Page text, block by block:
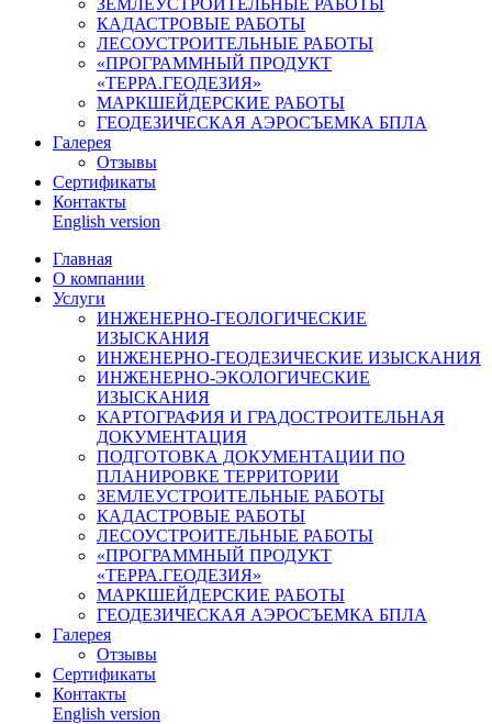
ЗЕМЛЕУСТРОИТЕЛЬНЫЕ РАБОТЫ
КАДАСТРОВЫЕ РАБОТЫ
ЛЕСОУСТРОИТЕЛЬНЫЕ РАБОТЫ
«ПРОГРАММНЫЙ ПРОДУКТ
«ТЕРРА.ГЕОДЕЗИЯ»
МАРКШЕЙДЕРСКИЕ РАБОТЫ
ГЕОДЕЗИЧЕСКАЯ АЭРОСЪЕМКА БПЛА
Галерея
Отзывы
Сертификаты
Контакты
English version
Главная
О компании
Услуги
ИНЖЕНЕРНО-ГЕОЛОГИЧЕСКИЕ
ИЗЫСКАНИЯ
ИНЖЕНЕРНО-ГЕОДЕЗИЧЕСКИЕ ИЗЫСКАНИЯ
ИНЖЕНЕРНО-ЭКОЛОГИЧЕСКИЕ
ИЗЫСКАНИЯ
КАРТОГРАФИЯ И ГРАДОСТРОИТЕЛЬНАЯ
ДОКУМЕНТАЦИЯ
ПОДГОТОВКА ДОКУМЕНТАЦИИ ПО
ПЛАНИРОВКЕ ТЕРРИТОРИИ
ЗЕМЛЕУСТРОИТЕЛЬНЫЕ РАБОТЫ
КАДАСТРОВЫЕ РАБОТЫ
ЛЕСОУСТРОИТЕЛЬНЫЕ РАБОТЫ
«ПРОГРАММНЫЙ ПРОДУКТ
«ТЕРРА.ГЕОДЕЗИЯ»
МАРКШЕЙДЕРСКИЕ РАБОТЫ
ГЕОДЕЗИЧЕСКАЯ АЭРОСЪЕМКА БПЛА
Галерея
Отзывы
Сертификаты
Контакты
English version